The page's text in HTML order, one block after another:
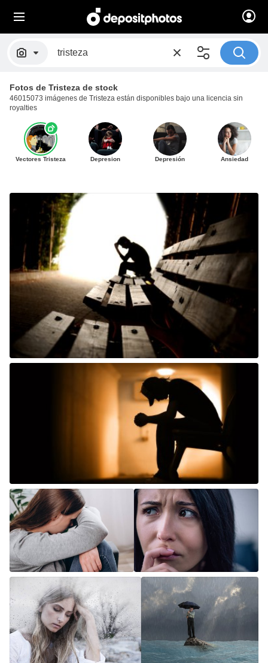
Fotos de Tristeza de stock
46015073 imágenes de Tristeza están disponibles bajo una licencia sin
royalties
Vectores Tristeza Depresion Depresión Ansiedad